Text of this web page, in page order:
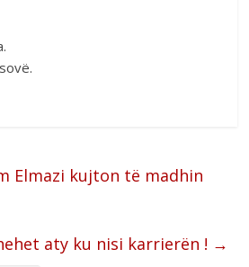
Elmazi kujton të madhin
aty ku nisi karrierën ! →